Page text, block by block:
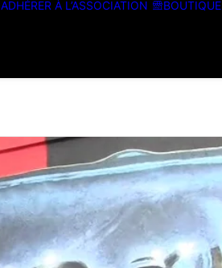
ADHÉRER À L’ASSOCIATION BOUTIQUE